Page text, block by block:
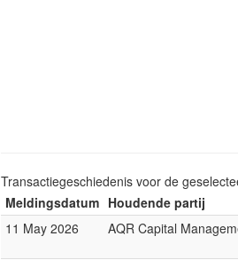
Transactiegeschiedenis voor de
Meldingsdatum Houdende partij
11 May 2026
AQR Capital